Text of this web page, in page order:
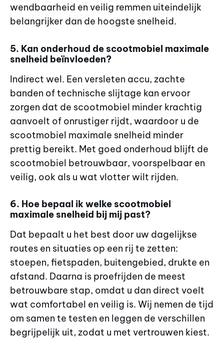
wendbaarheid en veilig remmen uiteindelijk
belangrijker dan de hoogste snelheid.
5. Kan onderhoud de scootmobiel maximale
snelheid beïnvloeden?
Indirect wel. Een versleten accu, zachte
banden of technische slijtage kan ervoor
zorgen dat de scootmobiel minder krachtig
aanvoelt of onrustiger rijdt, waardoor u de
scootmobiel maximale snelheid minder
prettig bereikt. Met goed onderhoud blijft de
scootmobiel betrouwbaar, voorspelbaar en
veilig, ook als u wat vlotter wilt rijden.
6. Hoe bepaal ik welke scootmobiel
maximale snelheid bij mij past?
Dat bepaalt u het best door uw dagelijkse
routes en situaties op een rij te zetten:
stoepen, fietspaden, buitengebied, drukte en
afstand. Daarna is proefrijden de meest
betrouwbare stap, omdat u dan direct voelt
wat comfortabel en veilig is. Wij nemen de tijd
om samen te testen en leggen de verschillen
begrijpelijk uit, zodat u met vertrouwen kiest.